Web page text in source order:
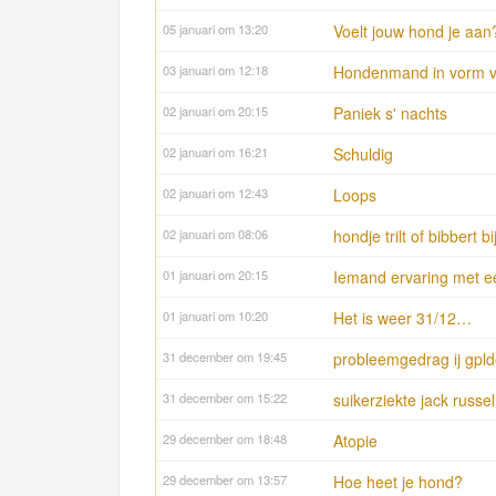
05 januari om 13:20 Voelt jouw hond je
03 januari om 12:18 Hondenmand in vorm
02 januari om 20:15 Paniek s' nachts
02 januari om 16:21 Schuldig
02 januari om 12:43 Loops
02 januari om 08:06 hondje trilt of bibbert
01 januari om 20:15 Iemand ervaring met
01 januari om 10:20 Het is weer 31/12…
31 december om 19:45 probleemgedrag ij
31 december om 15:22 suikerziekte jack russel
29 december om 18:48 Atopie
29 december om 13:57 Hoe heet je hond?